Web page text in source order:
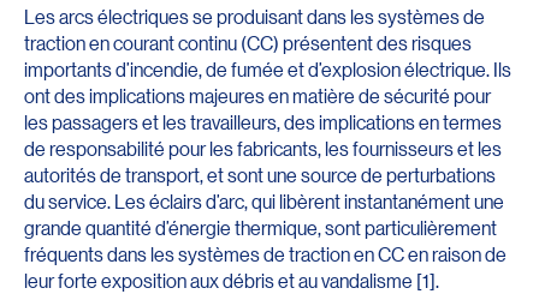
Les arcs électriques se produisant dans les systèmes de
traction en courant continu (CC) présentent des risques
importants d’incendie, de fumée et d’explosion électrique. Ils
ont des implications majeures en matière de sécurité pour
les passagers et les travailleurs, des implications en termes
de responsabilité pour les fabricants, les fournisseurs et les
autorités de transport, et sont une source de perturbations
du service. Les éclairs d’arc, qui libèrent instantanément une
grande quantité d’énergie thermique, sont particulièrement
fréquents dans les systèmes de traction en CC en raison de
leur forte exposition aux débris et au vandalisme [1].